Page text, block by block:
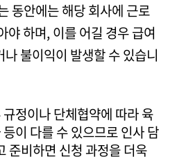
동안에는 해당 회사에 근로
야 하며, 이를 어길 경우 급여
불이익이 발생할 수 있습니
정이나 단체협약에 따라 육
이 다를 수 있으므로 인사 담
준비하면 신청 과정을 더욱